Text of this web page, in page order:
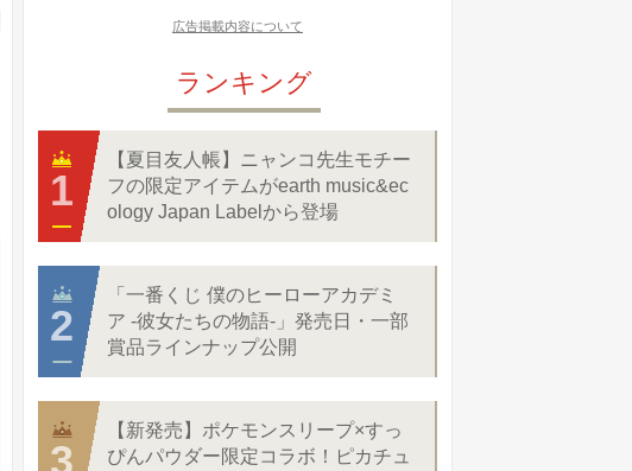
広告掲載内容について
ランキング
【夏目友人帳】ニャンコ先生モチー
フの限定アイテムがearth music&ec
ology Japan Labelから登場
「一番くじ 僕のヒーローアカデミ
ア -彼女たちの物語-」発売日・一部
賞品ラインナップ公開
【新発売】ポケモンスリープ×すっ
ぴんパウダー限定コラボ！ピカチュ